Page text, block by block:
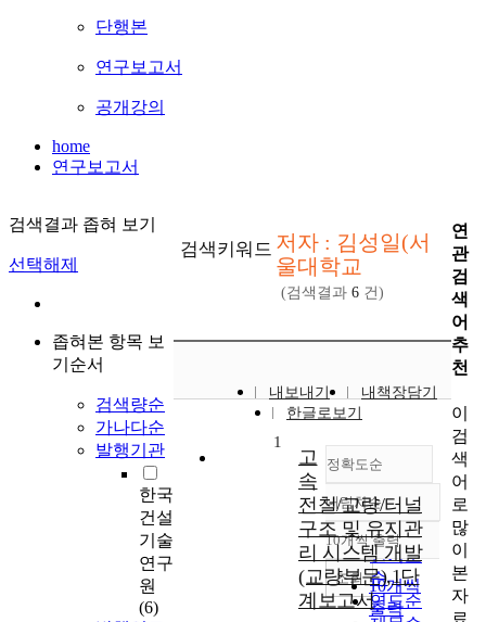
단행본
연구보고서
공개강의
home
연구보고서
검색결과 좁혀 보기
선택해제
좁혀본 항목 보
기순서
검색량순
가나다순
발행기관
한국
건설
기술
연구
원
(6)
검색키워드 저자 : 김성일(서
울대학교
(검색결과 6 건)
내보내기
내책장담기
한글로보기
정확도순
정확도
순
인기도
순
연도순
내림차순
내림차순
10개씩 출력
10개씩
출력
조회
1
고
속
전철/교량/터널
구조 및 유지관
리 시스템 개발
(교량부문),1단
계보고서
연
관
검
색
어
추
천
이
검
색
어
로
많
이
본
자
료